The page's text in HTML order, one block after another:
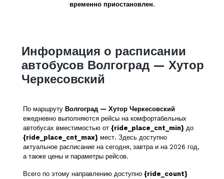
временно приостановлен.
Информация о расписании
автобусов Волгоград — Хутор
Черкесовский
По маршруту Волгоград — Хутор Черкесовский
ежедневно выполняются рейсы на комфортабельных
автобусах вместимостью от {ride_place_cnt_min} до
{ride_place_cnt_max} мест. Здесь доступно
актуальное расписание на сегодня, завтра и на 2026 год,
а также цены и параметры рейсов.
Всего по этому направлению доступно {ride_count}